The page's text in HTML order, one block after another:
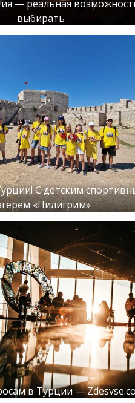
— реальная
выбирать
С детским
«Пилигрим»
в Турции —